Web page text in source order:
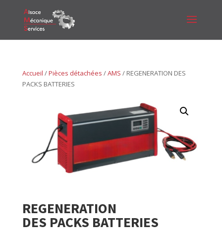
Accueil /Pièces détachées /AMS / REGENERATION DES
PACKS BATTERIES
REGENERATION
DES PACKS BATTERIES